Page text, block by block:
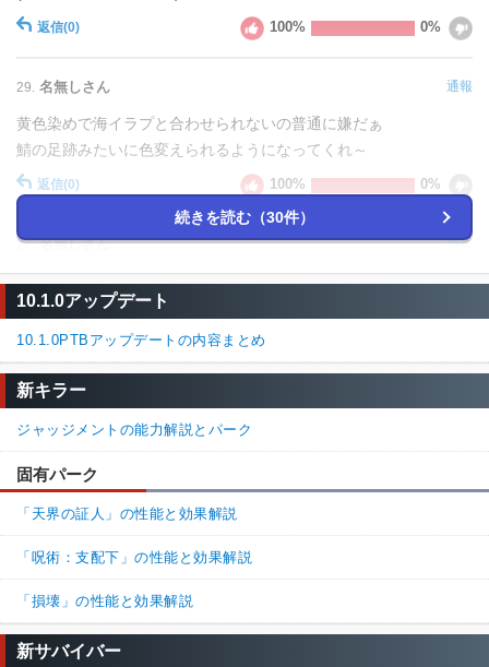
返信(0) 100% 0%
29. 名無しさん 通報
黄色染めで海イラプと合わせられないの普通に嫌だぁ
鯖の足跡みたいに色変えられるようになってくれ～
返信(0) 100% 0%
27. 名無しさん 通報
迫害監視に乗り換えたけど強いわ
返信(0) 60% 40%
26. 名無しさん 通報
発動条件こそめんどくさいけど発動しちまえば最強の索敵パーク
になるな
ディストーションも魂の平穏も無駄
共鳴やイタチとも相性が良くて隠れた強パークって感じ
返信 (0)
25. 名無しさん 通報
イタチ対策で４％屈伸修理するサバ出てくるだろうから、探知に
使えそう。
続きを読む（30件）
10.1.0アップデート
10.1.0PTBアップデートの内容まとめ
新キラー
ジャッジメントの能力解説とパーク
固有パーク
「天界の証人」の性能と効果解説
「呪術：支配下」の性能と効果解説
「損壊」の性能と効果解説
新サバイバー